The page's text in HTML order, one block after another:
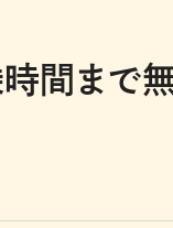
間まで